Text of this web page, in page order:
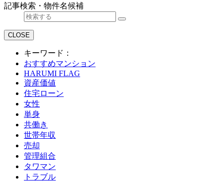
記事検索・物件名候補
CLOSE
キーワード：
おすすめマンション
HARUMI FLAG
資産価値
住宅ローン
女性
単身
共働き
世帯年収
売却
管理組合
タワマン
トラブル